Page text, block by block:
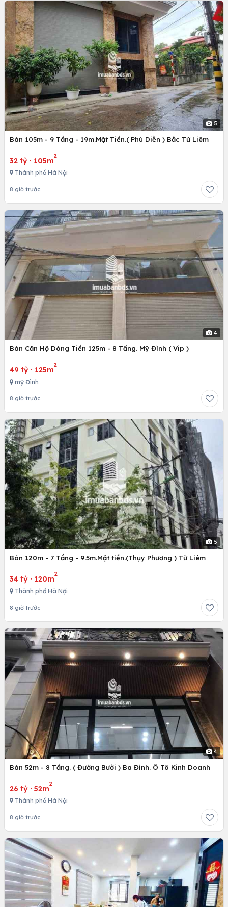
5
Bán 105m - 9 Tầng - 19m.Mặt Tiền.( Phú Diễn ) Bắc Từ Liêm
32 tỷ · 105m
2
Thành phố Hà Nội
8 giờ trước
4
Bán Căn Hộ Dòng Tiền 125m - 8 Tầng. Mỹ Đình ( Vip )
49 tỷ · 125m
2
mỹ Đình
8 giờ trước
5
Bán 120m - 7 Tầng - 9.5m.Mặt tiền.(Thụy Phương ) Từ Liêm
34 tỷ · 120m
2
Thành phố Hà Nội
8 giờ trước
4
Bán 52m - 8 Tầng. ( Đường Bưởi ) Ba Đình. Ô Tô Kinh Doanh
26 tỷ · 52m
2
Thành phố Hà Nội
8 giờ trước